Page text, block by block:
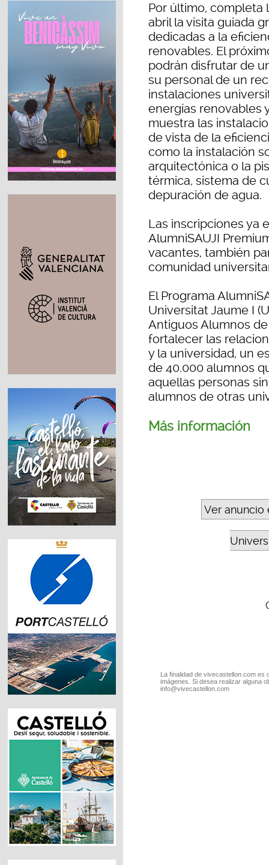
Por último, completa
abril la visita guiada
dedicadas a la
renovables. El
podrán disfrutar de
su personal de un
instalaciones
energías renovables
muestra las
de vista de la
como la instalación
arquitectónica o la
térmica, sistema de
depuración de agua.
Las inscripciones ya
AlumniSAUJI
vacantes, también
comunidad
El Programa
Universitat Jaume I
Antiguos Alumnos de
fortalecer las
y la universidad, un
de 40.000 alumnos
aquellas personas
alumnos de otras
Más información
Ver anuncio
La finalidad de vivecastellon.com
imágenes. Si desea realizar alguna
info@vivecastellon.com